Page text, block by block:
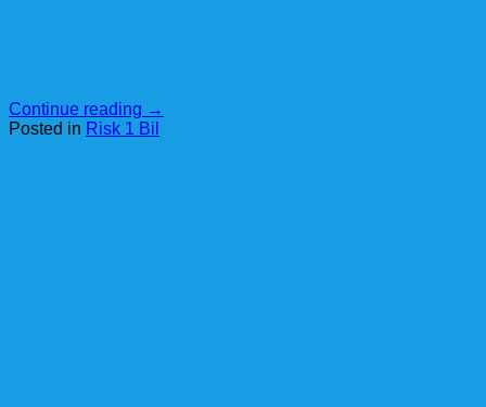
Continue reading →
Posted in Risk 1 Bil